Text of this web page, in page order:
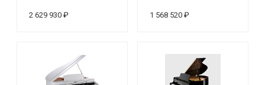
2 629 930 ₽ 1 568 520 ₽